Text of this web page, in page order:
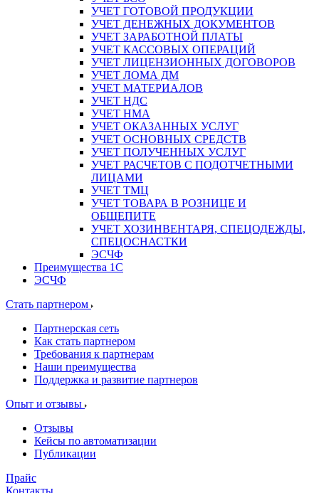
УЧЕТ ГОТОВОЙ ПРОДУКЦИИ
УЧЕТ ДЕНЕЖНЫХ ДОКУМЕНТОВ
УЧЕТ ЗАРАБОТНОЙ ПЛАТЫ
УЧЕТ КАССОВЫХ ОПЕРАЦИЙ
УЧЕТ ЛИЦЕНЗИОННЫХ ДОГОВОРОВ
УЧЕТ ЛОМА ДМ
УЧЕТ МАТЕРИАЛОВ
УЧЕТ НДС
УЧЕТ НМА
УЧЕТ ОКАЗАННЫХ УСЛУГ
УЧЕТ ОСНОВНЫХ СРЕДСТВ
УЧЕТ ПОЛУЧЕННЫХ УСЛУГ
УЧЕТ РАСЧЕТОВ С ПОДОТЧЕТНЫМИ
ЛИЦАМИ
УЧЕТ ТМЦ
УЧЕТ ТОВАРА В РОЗНИЦЕ И
ОБЩЕПИТЕ
УЧЕТ ХОЗИНВЕНТАРЯ, СПЕЦОДЕЖДЫ,
СПЕЦОСНАСТКИ
ЭСЧФ
Преимущества 1С
ЭСЧФ
Стать партнером
Партнерская сеть
Как стать партнером
Требования к партнерам
Наши преимущества
Поддержка и развитие партнеров
Опыт и отзывы
Отзывы
Кейсы по автоматизации
Публикации
Прайс
Контакты